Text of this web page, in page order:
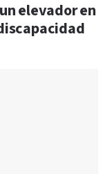
elevador en